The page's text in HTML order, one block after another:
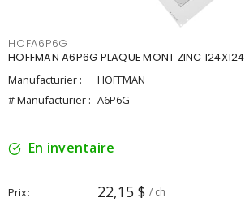
HOFA6P6G
HOFFMAN A6P6G PLAQUE MONT ZINC 124X124
Manufacturier :
HOFFMAN
# Manufacturier : A6P6G
En inventaire
Prix 22,15 $ / ch